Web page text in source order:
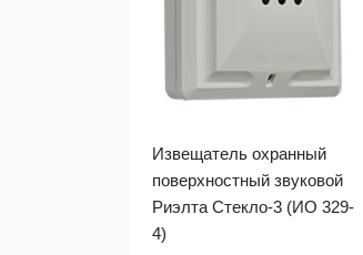
Извещатель охранный
поверхностный звуковой
Риэлта Стекло-3 (ИО 329-
4)